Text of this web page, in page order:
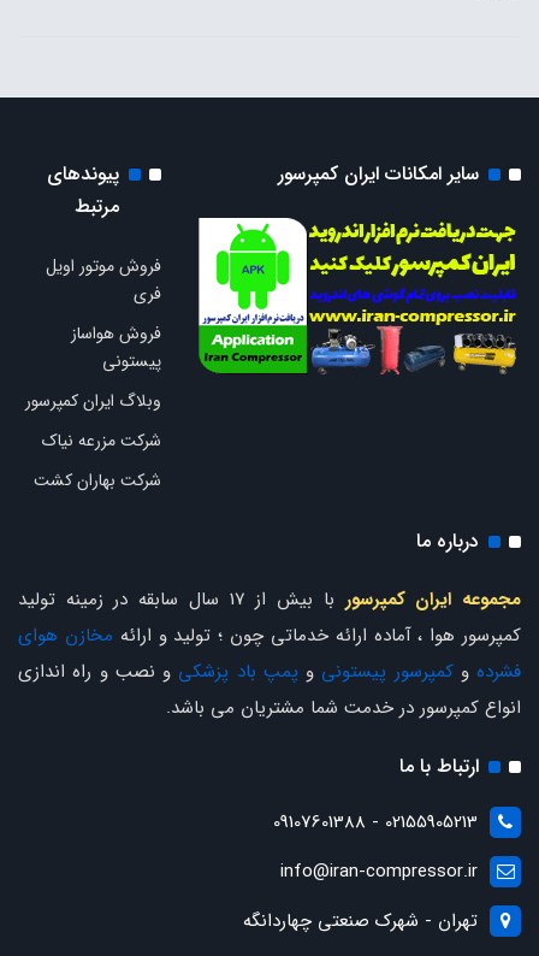
سایر امکانات ایران کمپرسور
پیوندهای
مرتبط
فروش موتور اویل
فری
فروش هواساز
پیستونی
وبلاگ ایران کمپرسور
شرکت مزرعه نیاک
شرکت بهاران کشت
درباره ما
مجموعه ایران کمپرسور
با بیش از 17 سال سابقه در زمینه تولید
کمپرسور هوا ، آماده ارائه خدماتی چون ؛ تولید و ارائه مخازن هوای
فشرده وکمپرسور پیستونی و پمپ باد پزشکی و نصب و راه اندازی
انواع کمپرسور در خدمت شما مشتریان می باشد.
ارتباط با ما
02155905213 - 09107601388
info@iran-compressor.ir
تهران - شهرک صنعتی چهاردانگه